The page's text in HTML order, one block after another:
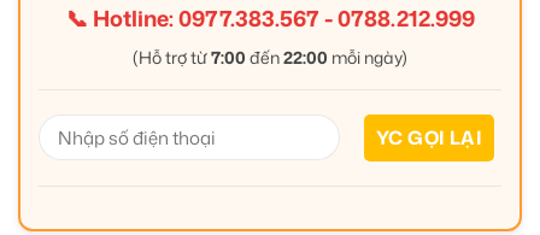
📞 Hotline:0977.383.567-0788.212.999
(Hỗ trợ từ7:00 đến22:00 mỗi ngày)